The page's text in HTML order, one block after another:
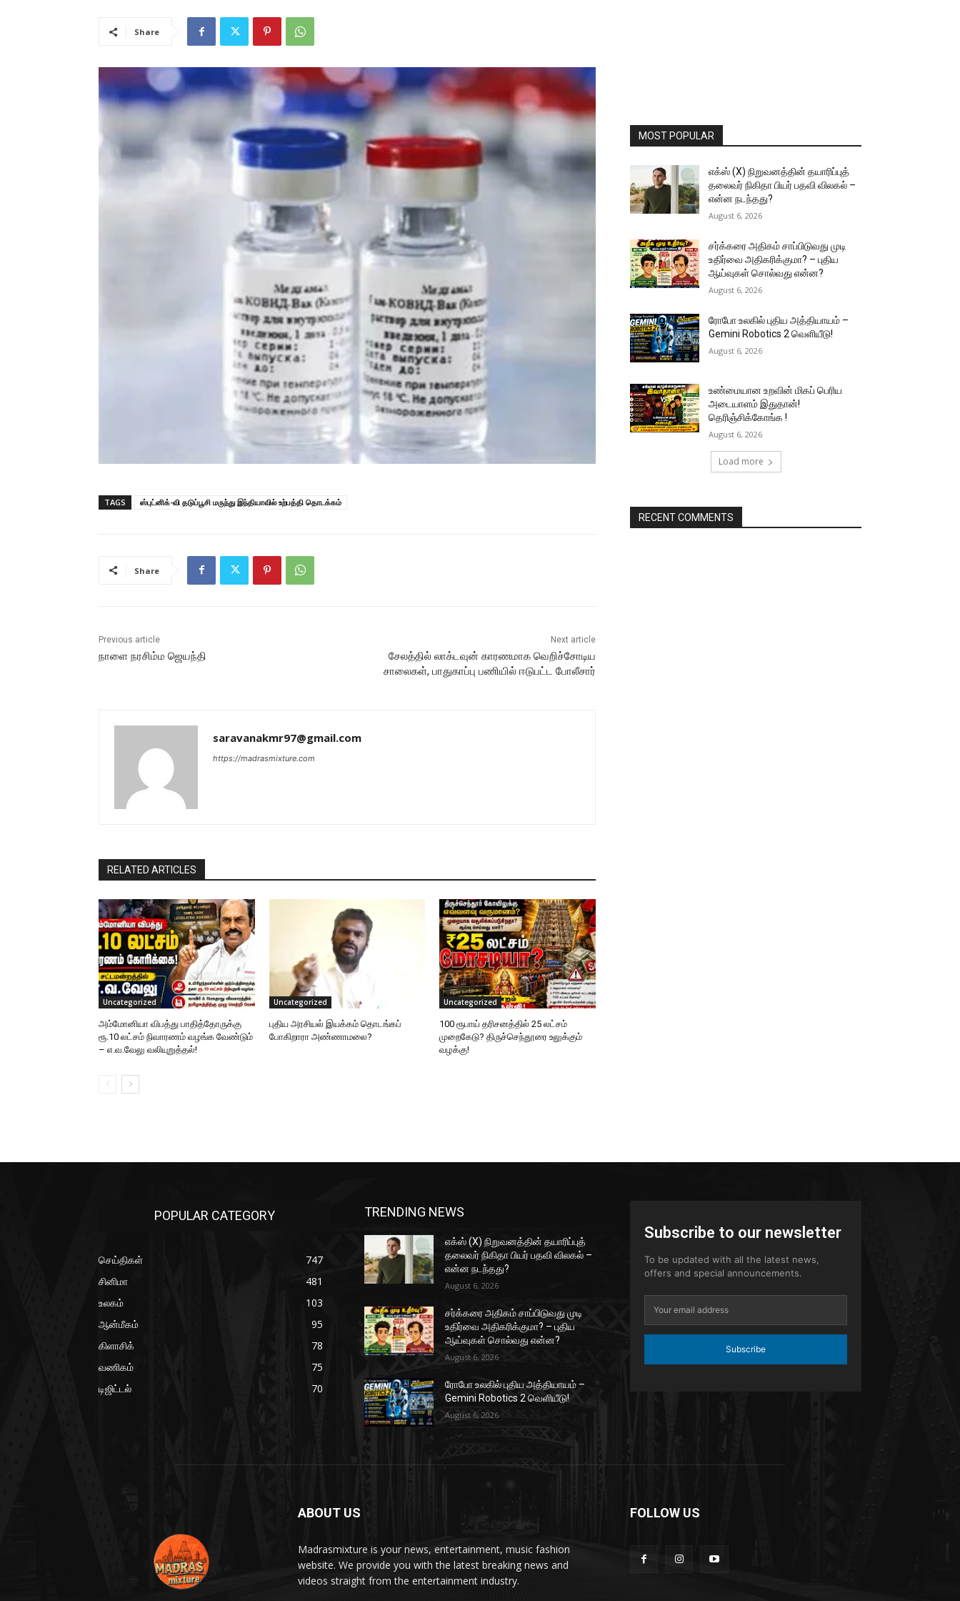
Share
TAGS ஸ்புட்னிக்-வி தடுப்பூசி மருந்து இந்தியாவில் உற்பத்தி தொடக்கம்
Share
Previous article
நாளை நரசிம்ம ஜெயந்தி
Next article
சேலத்தில் லாக்டவுன் காரணமாக வெறிச்சோடிய
சாலைகள், பாதுகாப்பு பணியில் ஈடுபட்ட போலீசார்
saravanakmr97@gmail.com
https://madrasmixture.com
RELATED ARTICLES
Uncategorized
அம்மோனியா விபத்து பாதித்தோருக்கு
ரூ.10 லட்சம் நிவாரணம் வழங்க வேண்டும்
– எ.வ.வேலு வலியுறுத்தல்!
Uncategorized
புதிய அரசியல் இயக்கம் தொடங்கப்
போகிறாரா அண்ணாமலை?
Uncategorized
100 ரூபாய் தரிசனத்தில் 25 லட்சம்
முறைகேடு? திருச்செந்தூரை உலுக்கும்
வழக்கு!
MOST POPULAR
எக்ஸ் (X) நிறுவனத்தின் தயாரிப்புத்
தலைவர் நிகிதா பியர் பதவி விலகல் –
என்ன நடந்தது?
August 6, 2026
சர்க்கரை அதிகம் சாப்பிடுவது முடி
உதிர்வை அதிகரிக்குமா? – புதிய
ஆய்வுகள் சொல்வது என்ன?
August 6, 2026
ரோபோ உலகில் புதிய அத்தியாயம் –
Gemini Robotics 2 வெளியீடு!
August 6, 2026
உண்மையான உறவின் மிகப் பெரிய
அடையாளம் இதுதான்!
தெரிஞ்சிக்கோங்க !
August 6, 2026
Load more
RECENT COMMENTS
POPULAR CATEGORY
செய்திகள்
747
சினிமா
481
உலகம்
103
ஆன்மீகம்
95
கிளாசிக்
78
வணிகம்
75
டிஜிட்டல்
70
TRENDING NEWS
எக்ஸ் (X) நிறுவனத்தின் தயாரிப்புத்
தலைவர் நிகிதா பியர் பதவி விலகல் –
என்ன நடந்தது?
August 6, 2026
சர்க்கரை அதிகம் சாப்பிடுவது முடி
உதிர்வை அதிகரிக்குமா? – புதிய
ஆய்வுகள் சொல்வது என்ன?
August 6, 2026
ரோபோ உலகில் புதிய அத்தியாயம் –
Gemini Robotics 2 வெளியீடு!
August 6, 2026
Subscribe to our newsletter
To be updated with all the latest news,
offers and special announcements.
Subscribe
ABOUT US
Madrasmixture is your news, entertainment, music fashion
website. We provide you with the latest breaking news and
videos straight from the entertainment industry.
FOLLOW US